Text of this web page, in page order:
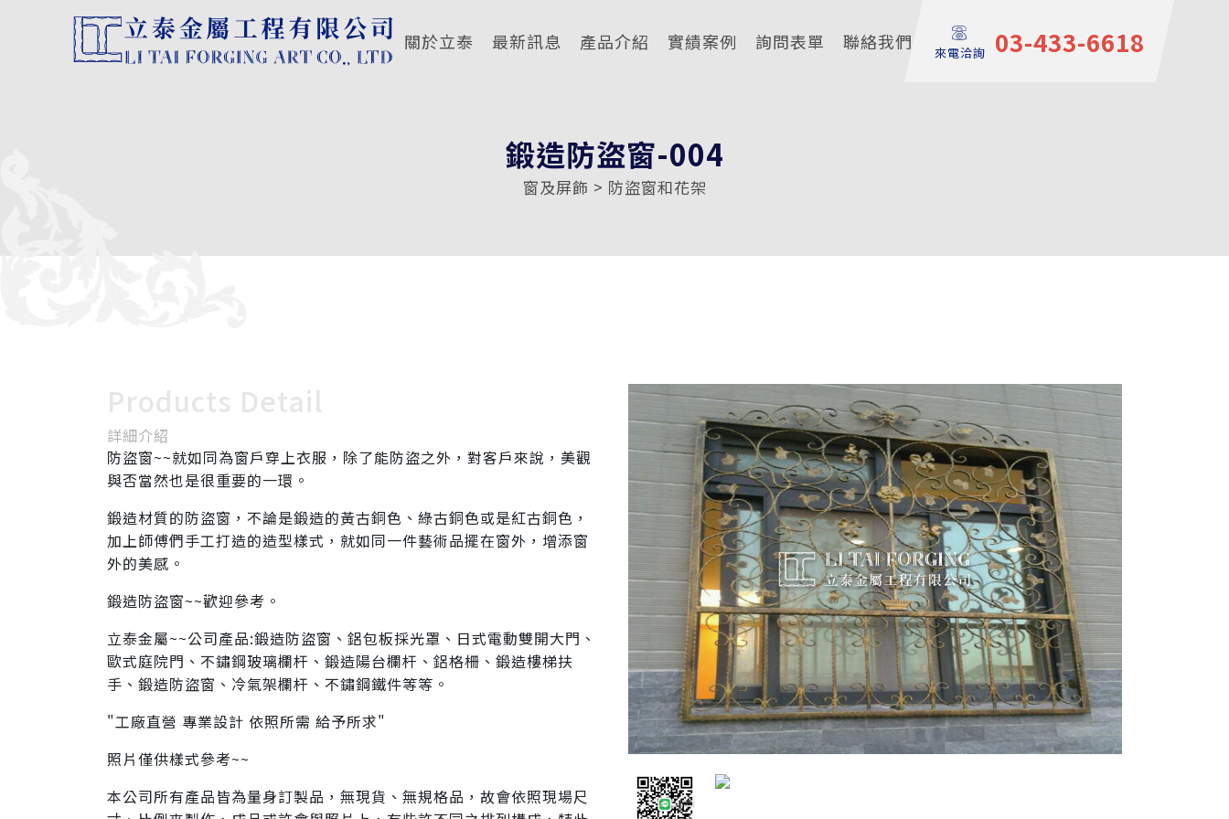
關於立泰 最新訊息 產品介紹 實績案例 詢問表單 聯絡我們 來電洽詢 03-433-6618
鍛造防盜窗-004
窗及屏飾 > 防盜窗和花架
Products Detail
詳細介紹
防盜窗~~就如同為窗戶穿上衣服，除了能防盜之外，對客戶來說，美觀
與否當然也是很重要的一環。
鍛造材質的防盜窗，不論是鍛造的黃古銅色、綠古銅色或是紅古銅色，
加上師傅們手工打造的造型樣式，就如同一件藝術品擺在窗外，增添窗
外的美感。
鍛造防盜窗~~歡迎參考。
立泰金屬~~公司產品:鍛造防盜窗、鋁包板採光罩、日式電動雙開大門、
歐式庭院門、不鏽鋼玻璃欄杆、鍛造陽台欄杆、鋁格柵、鍛造樓梯扶
手、鍛造防盜窗、冷氣架欄杆、不鏽鋼鐵件等等。
"工廠直營 專業設計 依照所需 給予所求"
照片僅供樣式參考~~
本公司所有產品皆為量身訂製品，無現貨、無規格品，故會依照現場尺